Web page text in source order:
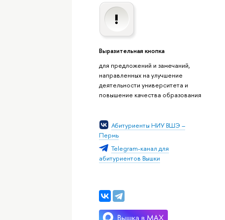
Выразительная кнопка
для предложений и замечаний,
направленных на улучшение
деятельности университета и
повышение качества образования
Абитуриенты НИУ ВШЭ –
Пермь
Telegram-канал для
абитуриентов Вышки